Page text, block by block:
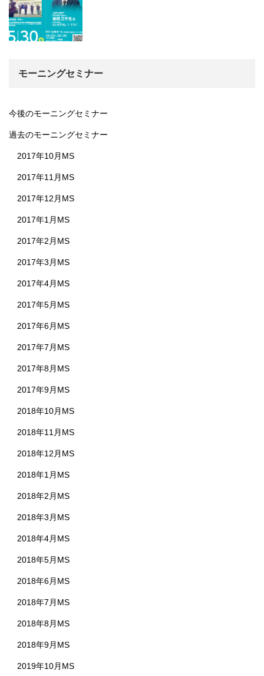
モーニングセミナー
今後のモーニングセミナー
過去のモーニングセミナー
2017年10月MS
2017年11月MS
2017年12月MS
2017年1月MS
2017年2月MS
2017年3月MS
2017年4月MS
2017年5月MS
2017年6月MS
2017年7月MS
2017年8月MS
2017年9月MS
2018年10月MS
2018年11月MS
2018年12月MS
2018年1月MS
2018年2月MS
2018年3月MS
2018年4月MS
2018年5月MS
2018年6月MS
2018年7月MS
2018年8月MS
2018年9月MS
2019年10月MS